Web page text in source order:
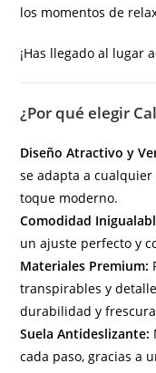
los momentos de
¡Has llegado al lugar
¿Por qué elegir
Diseño Atractivo y
se adapta a
toque moderno.
Comodidad
un ajuste perfecto y
Materiales Premium:
transpirables y
durabilidad y
Suela Antideslizante:
cada paso, gracias a